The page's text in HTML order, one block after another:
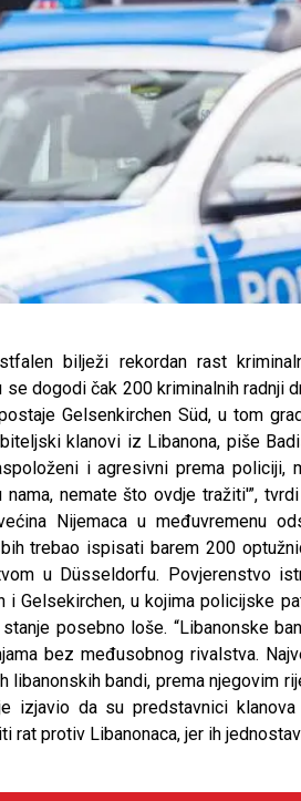
bilježi rekordan rast
dogodi čak 200 kriminalnih radnji
Gelsenkirchen Süd, u tom
klanovi iz Libanona, piše
i agresivni prema policiji,
nemate što ovdje tražiti'”,
Nijemaca u međuvremenu
trebao ispisati barem 200
u Düsseldorfu. Povjerenstvo
i Gelsekirchen, u kojima policijske
posebno loše. “Libanonske
bez međusobnog rivalstva.
libanonskih bandi, prema njegovim
izjavio da su predstavnici
rat protiv Libanonaca, jer ih